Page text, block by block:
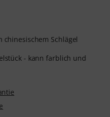
Schlägel
- kann farblich und